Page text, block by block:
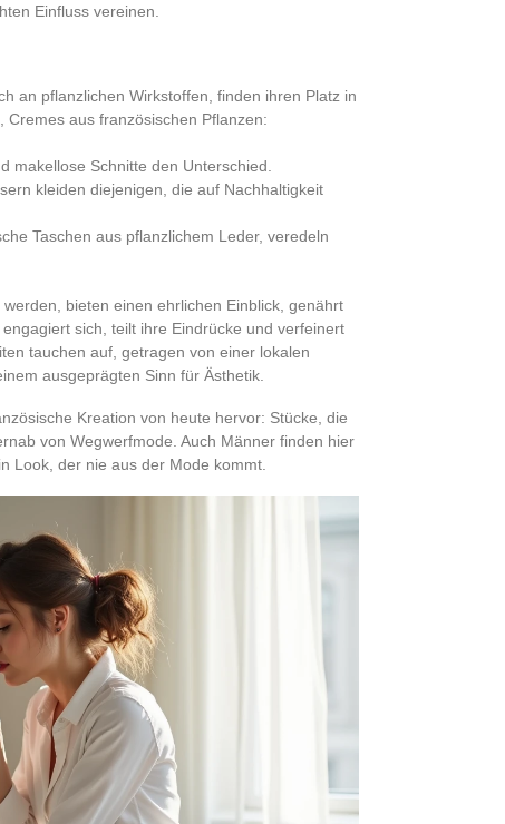
Einfluss vereinen.
an pflanzlichen Wirkstoffen, finden ihren Platz in
aus französischen Pflanzen:
makellose Schnitte den Unterschied.
kleiden diejenigen, die auf Nachhaltigkeit
Taschen aus pflanzlichem Leder, veredeln
werden, bieten einen ehrlichen Einblick, genährt
engagiert sich, teilt ihre Eindrücke und verfeinert
tauchen auf, getragen von einer lokalen
ausgeprägten Sinn für Ästhetik.
Kreation von heute hervor: Stücke, die
von Wegwerfmode. Auch Männer finden hier
Look, der nie aus der Mode kommt.